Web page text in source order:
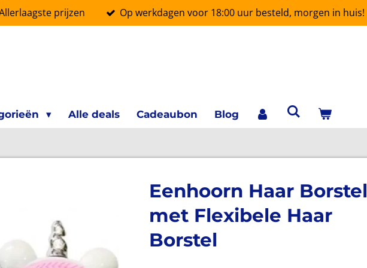
prijzen Op werkdagen voor 18:00 uur besteld, morgen in huis!
Alle deals Cadeaubon Blog
Eenhoorn Haar Borstel
met Flexibele Haar
Borstel